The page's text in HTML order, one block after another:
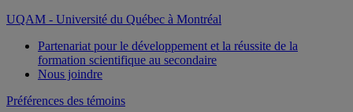
UQAM - Université du Québec à Montréal
Partenariat pour le développement et la réussite de la
formation scientifique au secondaire
Nous joindre
Préférences des témoins